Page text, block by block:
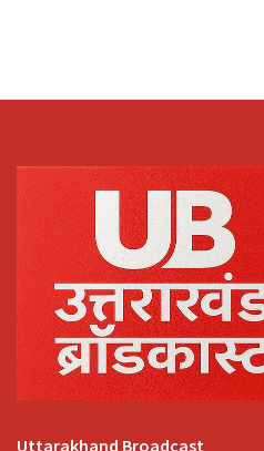
Uttarakhand Broadcast